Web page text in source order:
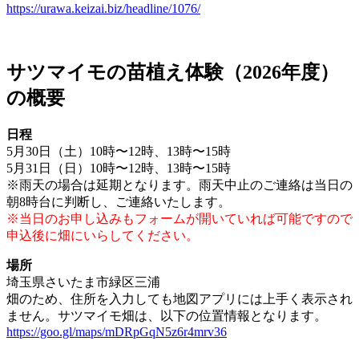
https://urawa.keizai.biz/headline/1076/
サツマイモの苗植え体験（2026年度）
の概要
日程
5月30日（土）10時〜12時、13時〜15時
5月31日（日）10時〜12時、13時〜15時
※雨天の場合は延期となります。雨天中止のご連絡は当日の
朝8時台に判断し、ご連絡いたします。
※当日のお申し込みもフォームが開いていれば可能ですので
申込後に畑にいらしてください。
場所
埼玉県さいたま市緑区三浦
畑のため、住所を入力しても地図アプリには上手く表示され
ません。サツマイモ畑は、以下の位置情報となります。
https://goo.gl/maps/mDRpGqN5z6r4mrv36